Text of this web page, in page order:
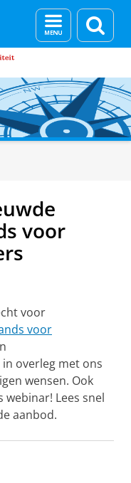
Menu
en
voor
voor
voor
overleg met ons
wensen. Ook
webinar! Lees snel
aanbod.